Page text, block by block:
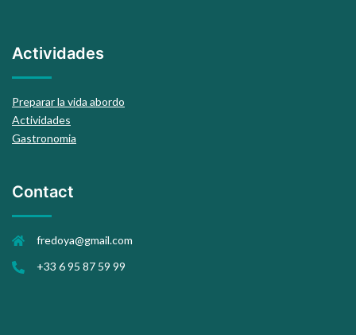
Actividades
Preparar la vida abordo
Actividades
Gastronomia
Contact
fredoya@gmail.com
+33 6 95 87 59 99